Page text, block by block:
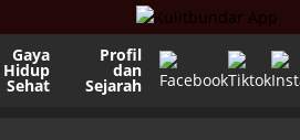
Gaya
Hidup
Sehat
Profil
dan
Sejarah